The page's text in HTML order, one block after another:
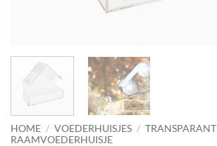
HOME / VOEDERHUISJES / TRANSPARANT
RAAMVOEDERHUISJE